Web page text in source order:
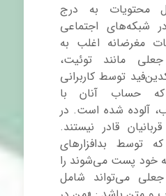
محتویات به درج
شبکه‌های اجتماعی
مغرضانه اغلب به
مانند توئیت،
توسط کاربرانی
که حساب آنان با
آلوده شده است. در
قادر نیستند.
توسط بدافزارهای
خود پست می‌شوند را
می‌تواند شامل